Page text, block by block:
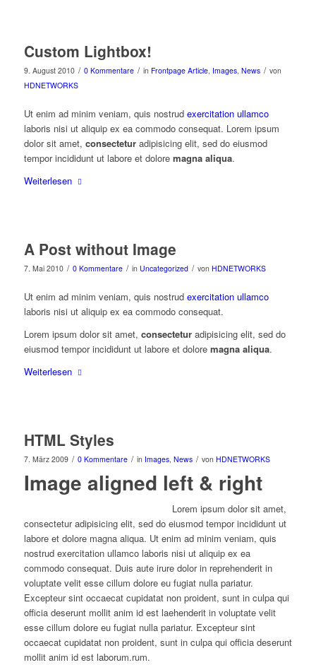
Custom Lightbox!
9. August 2010 / 0 Kommentare / in Frontpage Article, Images, News / von
HDNETWORKS
Ut enim ad minim veniam, quis nostrud exercitation ullamco
laboris nisi ut aliquip ex ea commodo consequat. Lorem ipsum
dolor sit amet, consecteturadipisicing elit, sed do eiusmod
tempor incididunt ut labore et dolore magna aliqua.
Weiterlesen
A Post without Image
7. Mai 2010 / 0 Kommentare / in Uncategorized / von HDNETWORKS
Ut enim ad minim veniam, quis nostrud exercitation ullamco
laboris nisi ut aliquip ex ea commodo consequat.
Lorem ipsum dolor sit amet, consecteturadipisicing elit, sed do
eiusmod tempor incididunt ut labore et dolore magna aliqua.
Weiterlesen
HTML Styles
7. März 2009 / 0 Kommentare / in Images, News / von HDNETWORKS
Image aligned left & right
Lorem ipsum dolor sit amet,
consectetur adipisicing elit, sed do eiusmod tempor incididunt ut
labore et dolore magna aliqua. Ut enim ad minim veniam, quis
nostrud exercitation ullamco laboris nisi ut aliquip ex ea
commodo consequat. Duis aute irure dolor in reprehenderit in
voluptate velit esse cillum dolore eu fugiat nulla pariatur.
Excepteur sint occaecat cupidatat non proident, sunt in culpa qui
officia deserunt mollit anim id est laehenderit in voluptate velit
esse cillum dolore eu fugiat nulla pariatur. Excepteur sint
occaecat cupidatat non proident, sunt in culpa qui officia deserunt
mollit anim id est laborum.rum.